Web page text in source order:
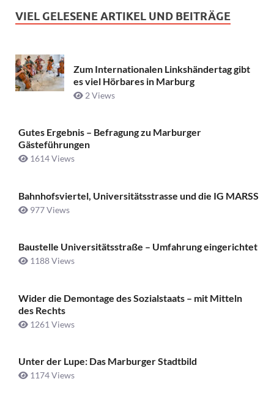
VIEL GELESENE ARTIKEL UND BEITRÄGE
Zum Internationalen Linkshändertag gibt
es viel Hörbares in Marburg
2 Views
Gutes Ergebnis – Befragung zu Marburger
Gästeführungen
1614 Views
Bahnhofsviertel, Universitätsstrasse und die IG MARSS
977 Views
Baustelle Universitätsstraße ­– Umfahrung eingerichtet
1188 Views
Wider die Demontage des Sozialstaats – mit Mitteln
des Rechts
1261 Views
Unter der Lupe: Das Marburger Stadtbild
1174 Views